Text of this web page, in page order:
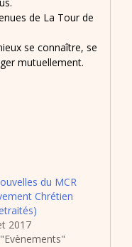
de La Tour de
se connaître, se
mutuellement.
du MCR
Chrétien
2017